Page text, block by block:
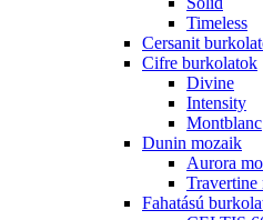
Timeless
Cersanit
Cifre burkolatok
Divine
Intensity
Montblanc
Dunin mozaik
Aurora
Fahatású